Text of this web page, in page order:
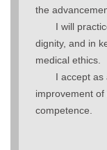
the
I will
dignity, and in
medical ethics.
I accept as
improvement
competence.